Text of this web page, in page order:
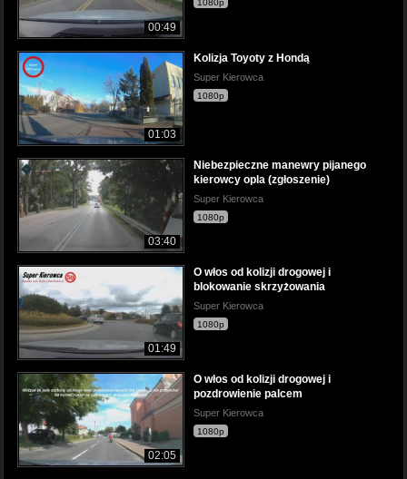
00:49
1080p
01:03
Kolizja Toyoty z Hondą
Super Kierowca
1080p
03:40
Niebezpieczne manewry pijanego
kierowcy opla (zgłoszenie)
Super Kierowca
1080p
01:49
O włos od kolizji drogowej i
blokowanie skrzyżowania
Super Kierowca
1080p
02:05
O włos od kolizji drogowej i
pozdrowienie palcem
Super Kierowca
1080p